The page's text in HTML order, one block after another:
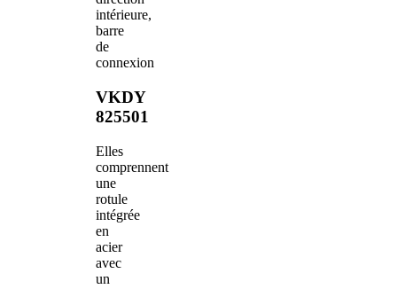
intérieure,
barre
de
connexion
VKDY
825501
Elles
comprennent
une
rotule
intégrée
en
acier
avec
un